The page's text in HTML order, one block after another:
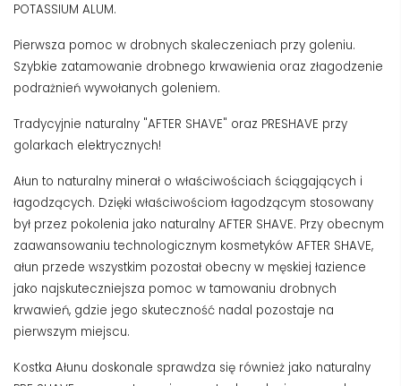
POTASSIUM ALUM.
Pierwsza pomoc w drobnych skaleczeniach przy goleniu.
Szybkie zatamowanie drobnego krwawienia oraz złagodzenie
podrażnień wywołanych goleniem.
Tradycyjnie naturalny "AFTER SHAVE" oraz PRESHAVE przy
golarkach elektrycznych!
Ałun to naturalny minerał o właściwościach ściągających i
łagodzących. Dzięki właściwościom łagodzącym stosowany
był przez pokolenia jako naturalny AFTER SHAVE. Przy obecnym
zaawansowaniu technologicznym kosmetyków AFTER SHAVE,
ałun przede wszystkim pozostał obecny w męskiej łazience
jako najskuteczniejsza pomoc w tamowaniu drobnych
krwawień, gdzie jego skuteczność nadal pozostaje na
pierwszym miejscu.
Kostka Ałunu doskonale sprawdza się również jako naturalny